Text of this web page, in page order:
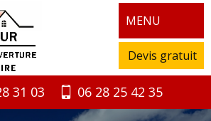
MENU
Devis gratuit
31 03 06 28 25 42 35